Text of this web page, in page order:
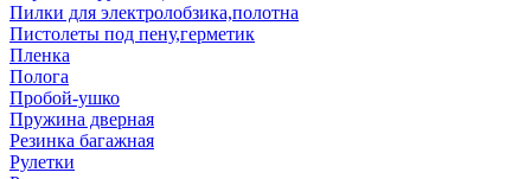
Пилки для электролобзика,полотна
Пистолеты под пену,герметик
Пленка
Полога
Пробой-ушко
Пружина дверная
Резинка багажная
Рулетки